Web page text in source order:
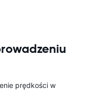
prędkości w